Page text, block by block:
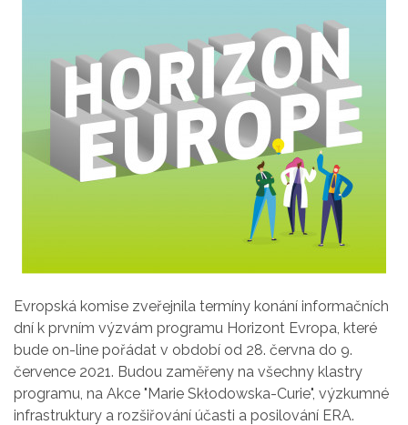
Evropská komise zveřejnila termíny konání informačních
dní k prvním výzvám programu Horizont Evropa, které
bude on-line pořádat v období od 28. června do 9.
července 2021. Budou zaměřeny na všechny klastry
programu, na Akce "Marie Skłodowska-Curie", výzkumné
infrastruktury a rozšiřování účasti a posilování ERA.